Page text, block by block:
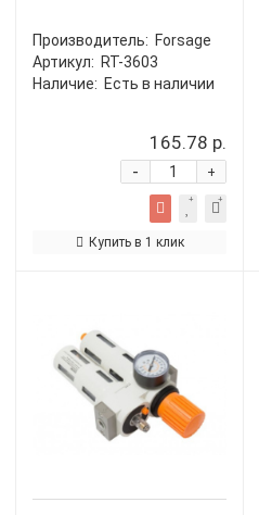
Производитель: Forsage
Артикул: RT-3603
Наличие: Есть в наличии
165.78 р.
+
-
Купить в 1 клик